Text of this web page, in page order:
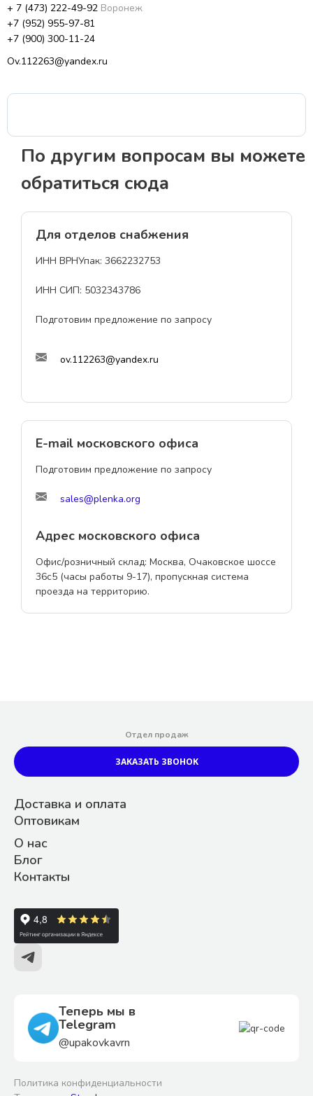
+ 7 (473) 222-49-92 Воронеж
+7 (952) 955-97-81
+7 (900) 300-11-24
Ov.112263@yandex.ru
По другим вопросам вы можете
обратиться сюда
Для отделов снабжения
ИНН ВРНУпак: 3662232753
ИНН СИП: 5032343786
Подготовим предложение по запросу
ov.112263@yandex.ru
E-mail московского офиса
Подготовим предложение по запросу
sales@plenka.org
Адрес московского офиса
Офис/розничный склад: Москва, Очаковское шоссе
36с5 (часы работы 9-17), пропускная система
проезда на территорию.
Доставка и оплата
Оптовикам
О нас
Блог
Контакты
Отдел продаж
ЗАКАЗАТЬ ЗВОНОК
Теперь мы в
Telegram
@upakovkavrn
Политика конфиденциальности